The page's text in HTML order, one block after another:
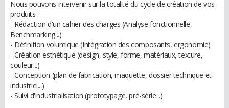
Nous pouvons intervenir sur la totalité du cycle de création de vos
produits :
- Rédaction d'un cahier des charges (Analyse fonctionnelle,
Benchmarking...)
- Définition volumique (Intégration des composants, ergonomie)
- Création esthétique (design, style, forme, matériaux, texture,
couleur...)
- Conception (plan de fabrication, maquette, dossier technique et
industriel...)
- Suivi d'industrialisation (prototypage, pré-série...)